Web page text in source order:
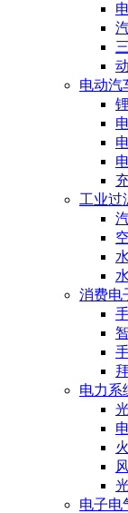
电动汽
工业过
消费电
电力系
电子电